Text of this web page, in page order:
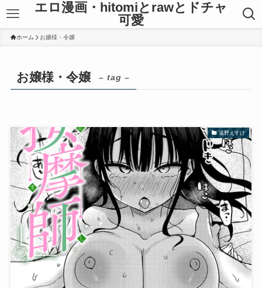
エロ漫画・hitomiとrawとドチャ
可愛
ホーム お嬢様・令嬢
お嬢様・令嬢 – tag –
遠野えすけ